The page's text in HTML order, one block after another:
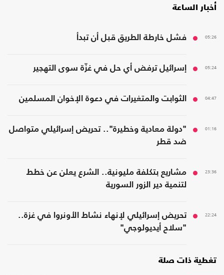
أخبار الساعة
05:26 فشل خارطة الطريق قبل أن تبدأ
05:24 إسرائيل ترفض أي حل في غزّة سوى التهجير
04:47 الثوابت والمتغيرات في دعوة الإخوان المسلمين
01:16
"دولة معادية وخطيرة".. تحريض إسرائيلي متواصل
ضد قطر
23:36
مشاريع بتكلفة مليونية.. الشرع يعلن عن خطط
لتنمية دير الزور السورية
22:24
تحريض إسرائيلي لإنهاء نشاط الأونروا في غزة..
"سلاح أيديولوجي"
تغطية ذات صلة